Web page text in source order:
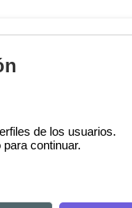
de los usuarios.
continuar.